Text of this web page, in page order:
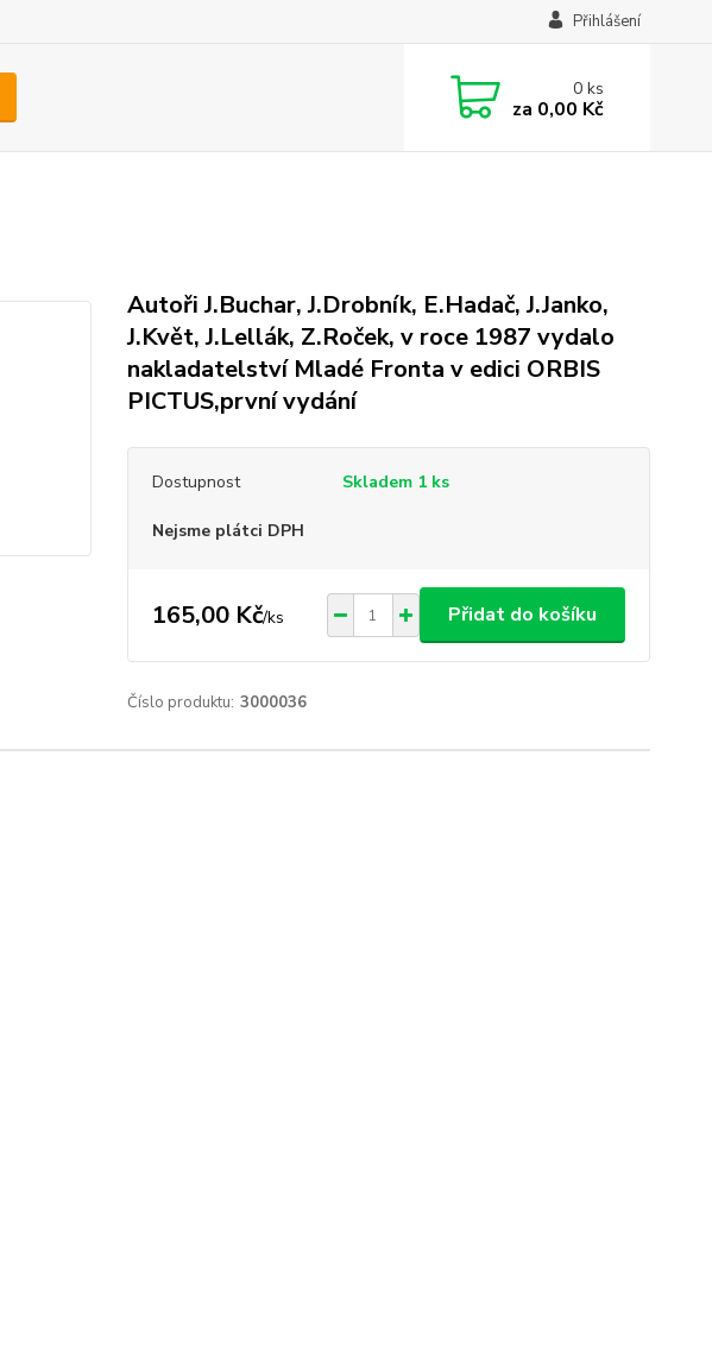
Přihlášení
0ks
za 0,00 Kč
Autoři J.Buchar, J.Drobník, E.Hadač, J.Janko,
J.Květ, J.Lellák, Z.Roček, v roce 1987 vydalo
nakladatelství Mladé Fronta v edici ORBIS
PICTUS,první vydání
Dostupnost Skladem 1 ks
Nejsme plátci DPH
165,00 Kč/ks Přidat do košíku
Číslo produktu: 3000036